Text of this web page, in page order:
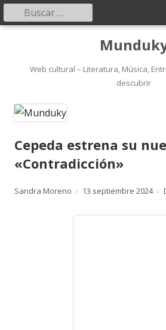
contenidoWeb cultural – Literatura, Música,
descubrir
Menú
Buscar:
Cepeda estrena su
«Contradicción»
Autor
Sandra Moreno
Publicado
13 septiembre 2024